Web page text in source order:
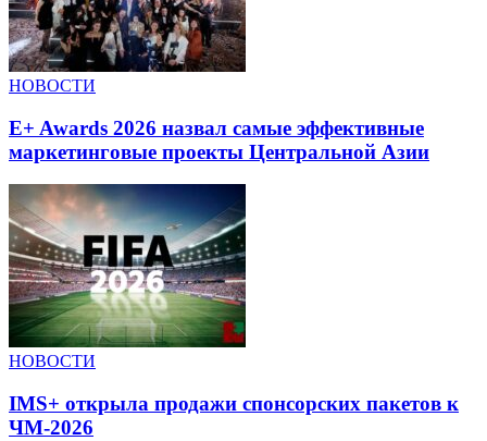
НОВОСТИ
E+ Awards 2026 назвал самые эффективные
маркетинговые проекты Центральной Азии
НОВОСТИ
IMS+ открыла продажи спонсорских пакетов к
ЧМ-2026